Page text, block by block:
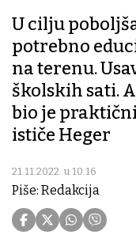
U cilju
potrebno
na terenu.
školskih sati.
bio je
ističe Heger
21.11.2022. u 10:16
Piše: Redakcija